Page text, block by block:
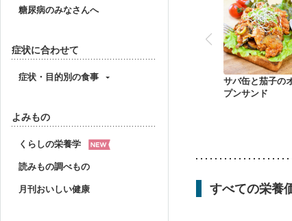
糖尿病のみなさんへ
症状に合わせて
症状・目的別の食事
よみもの
くらしの栄養学
読みもの調べもの
月刊おいしい健康
サバ缶と茄子の
プンサンド
すべての栄養